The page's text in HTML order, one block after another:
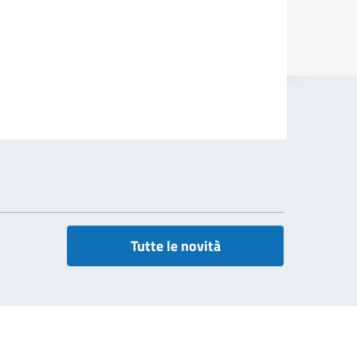
Tutte le novità